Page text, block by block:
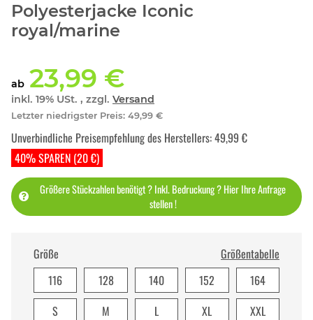
Polyesterjacke Iconic
royal/marine
ab 23,99 €
inkl. 19% USt. , zzgl. Versand
Letzter niedrigster Preis: 49,99 €
40% SPAREN (20 €)
Unverbindliche Preisempfehlung des Herstellers:49,99 €
Größere Stückzahlen benötigt ? Inkl. Bedruckung ? Hier Ihre Anfrage
stellen !
Größe
Größentabelle
116
128 140 152
164
S
M L XL
XXL